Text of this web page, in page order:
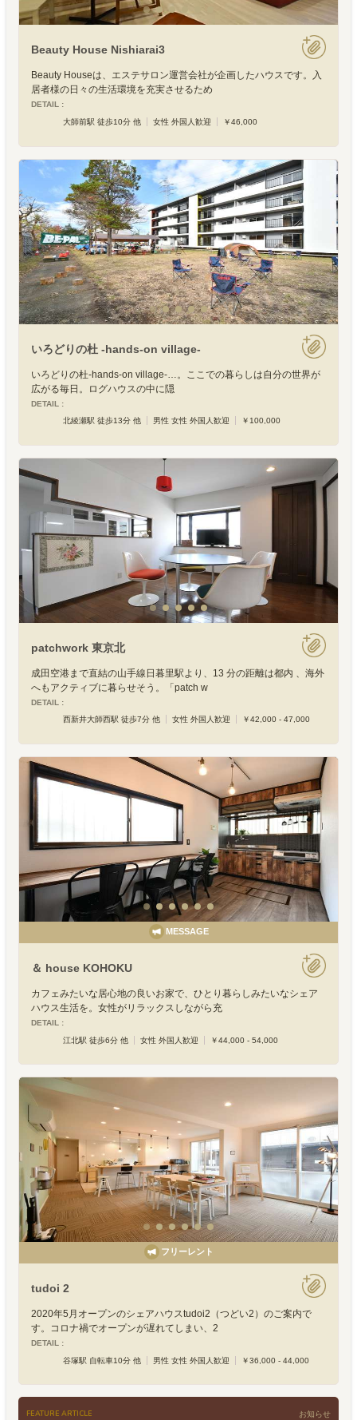
Beauty House Nishiarai3
Beauty Houseは、エステサロン運営会社が企画したハウスです。入
居者様の日々の生活環境を充実させるため
DETAIL :
大師前駅 徒歩10分 他
女性 外国人歓迎 ￥46,000
いろどりの杜 -hands-on village-
いろどりの杜-hands-on village-…。ここでの暮らしは自分の世界が
広がる毎日。ログハウスの中に隠
DETAIL :
北綾瀬駅 徒歩13分 他
男性 女性 外国人歓迎 ￥100,000
patchwork 東京北
成田空港まで直結の山手線日暮里駅より、13 分の距離は都内 、海外
へもアクティブに暮らせそう。「patch w
DETAIL :
西新井大師西駅 徒歩7分 他
女性 外国人歓迎 ￥42,000 - 47,000
MESSAGE
＆ house KOHOKU
カフェみたいな居心地の良いお家で、ひとり暮らしみたいなシェア
ハウス生活を。女性がリラックスしながら充
DETAIL :
江北駅 徒歩6分 他
女性 外国人歓迎 ￥44,000 - 54,000
フリーレント
tudoi 2
2020年5月オープンのシェアハウスtudoi2（つどい2）のご案内で
す。コロナ禍でオープンが遅れてしまい、2
DETAIL :
谷塚駅 自転車10分 他
男性 女性 外国人歓迎 ￥36,000 - 44,000
FEATURE ARTICLE お知らせ